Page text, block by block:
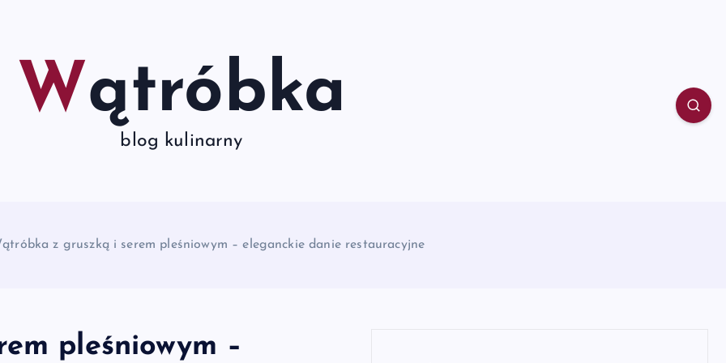
Wątróbka
blog kulinarny
z gruszką i serem pleśniowym – eleganckie danie restauracyjne
pleśniowym –